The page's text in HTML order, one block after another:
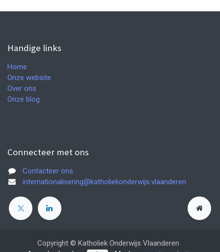
Handige links
Home
Onze website
Over ons
Onze blog
Connecteer met ons
Contacteer ons
internationalisering@katholiekonderwijs.vlaanderen
Copyright © Katholiek Onderwijs Vlaanderen